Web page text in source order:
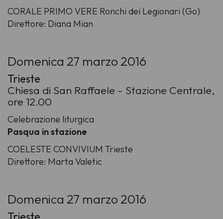
CORALE PRIMO VERE Ronchi dei Legionari (Go)
Direttore: Diana Mian
Domenica 27 marzo 2016
Trieste
Chiesa di San Raffaele - Stazione Centrale,
ore 12.00
Celebrazione liturgica
Pasqua in stazione
COELESTE CONVIVIUM Trieste
Direttore: Marta Valetic
Domenica 27 marzo 2016